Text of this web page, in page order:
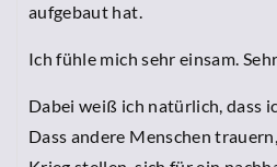
aufgebaut hat.
Ich fühle mich sehr einsam.
Dabei weiß ich natürlich, dass
Dass andere Menschen